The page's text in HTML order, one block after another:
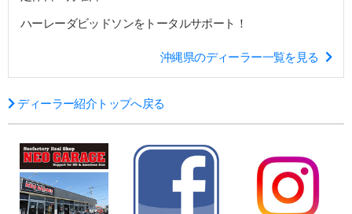
ハーレーダビッドソンをトータルサポート！
沖縄県のディーラー一覧を見る
ディーラー紹介トップへ戻る